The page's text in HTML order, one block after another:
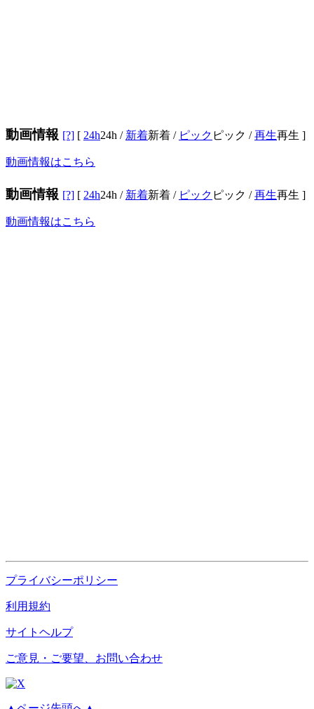
動画情報 [?] [ 24h24h / 新着新着 / ピック ピック /再生再生 ]
動画情報はこちら
動画情報 [?] [ 24h24h / 新着新着 / ピック ピック /再生再生 ]
動画情報はこちら
プライバシーポリシー
利用規約
サイトヘルプ
ご意見・ご要望、お問い合わせ